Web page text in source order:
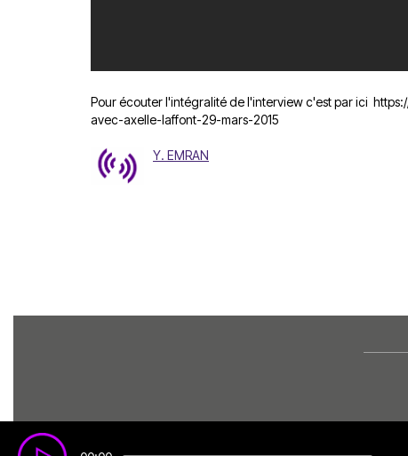
Pour écouter l'intégralité de l'interview c'est par ici
avec-axelle-laffont-29-mars-2015
Y. EMRAN